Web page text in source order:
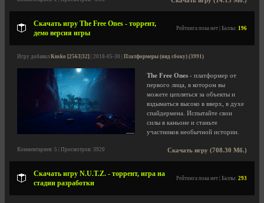
Скачать игру The Free Ones - торрент,
демо версия игры
Рейтинга пока нет | Баллы: 196
Игру добавил Kusko [2563|32] | 2018-05-30 | Платформеры (вид сбоку) (3991)
The Free Ones - платформер от
первого лица, в котором вы
можете цепляться за объекты и
вздыматься высоко в вверх, в духе
спайдермена. Испытайте свои
силы в каньоне и станьте
участников необычной истории.
Скачать игру (708.30 Мб.)
Комментариев: 5 | Просмотров: 3920
Скачать игру N.U.T.Z. - торрент, игра на
стадии разработки
Рейтинга пока нет | Баллы: 293